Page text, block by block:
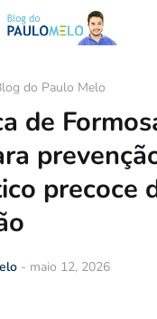
do Paulo Melo
de
precoce
- maio 12, 2026